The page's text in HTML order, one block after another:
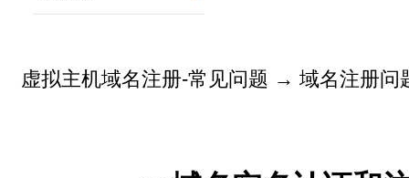
虚拟主机域名注册-常见问题 → 域名注册问